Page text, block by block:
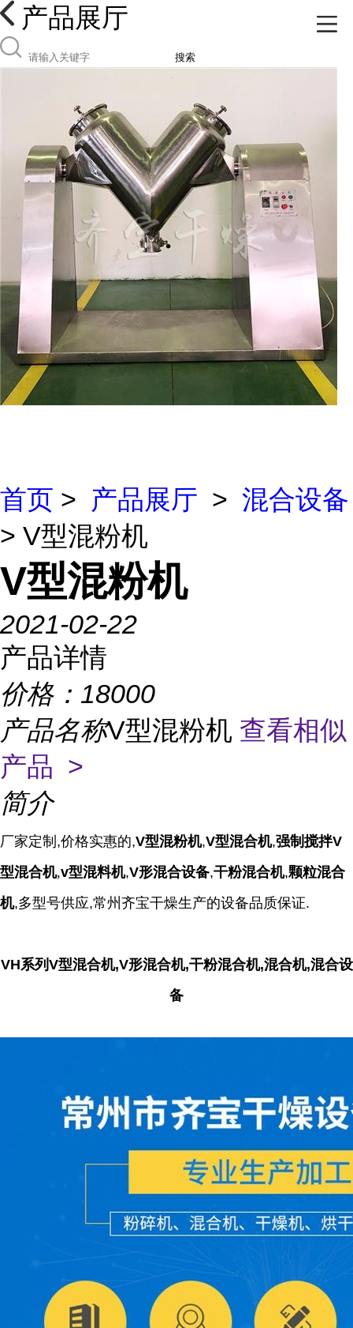
产品展厅
搜索
首页 > 产品展厅 > 混合设备
> V型混粉机
V型混粉机
2021-02-22
产品详情
价格： 18000
产品名称V型混粉机 查看相似
产品 >
简介
厂家定制,价格实惠的,V型混粉机,V型混合机,强制搅拌V
型混合机,v型混料机,V形混合设备,干粉混合机,颗粒混合
机,多型号供应,常州齐宝干燥生产的设备品质保证.
VH系列V型混合机,V形混合机,干粉混合机,混合机,混合设
备